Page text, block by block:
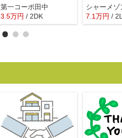
第一コーポ田中
3.5万円 / 2DK 7.1万円 /